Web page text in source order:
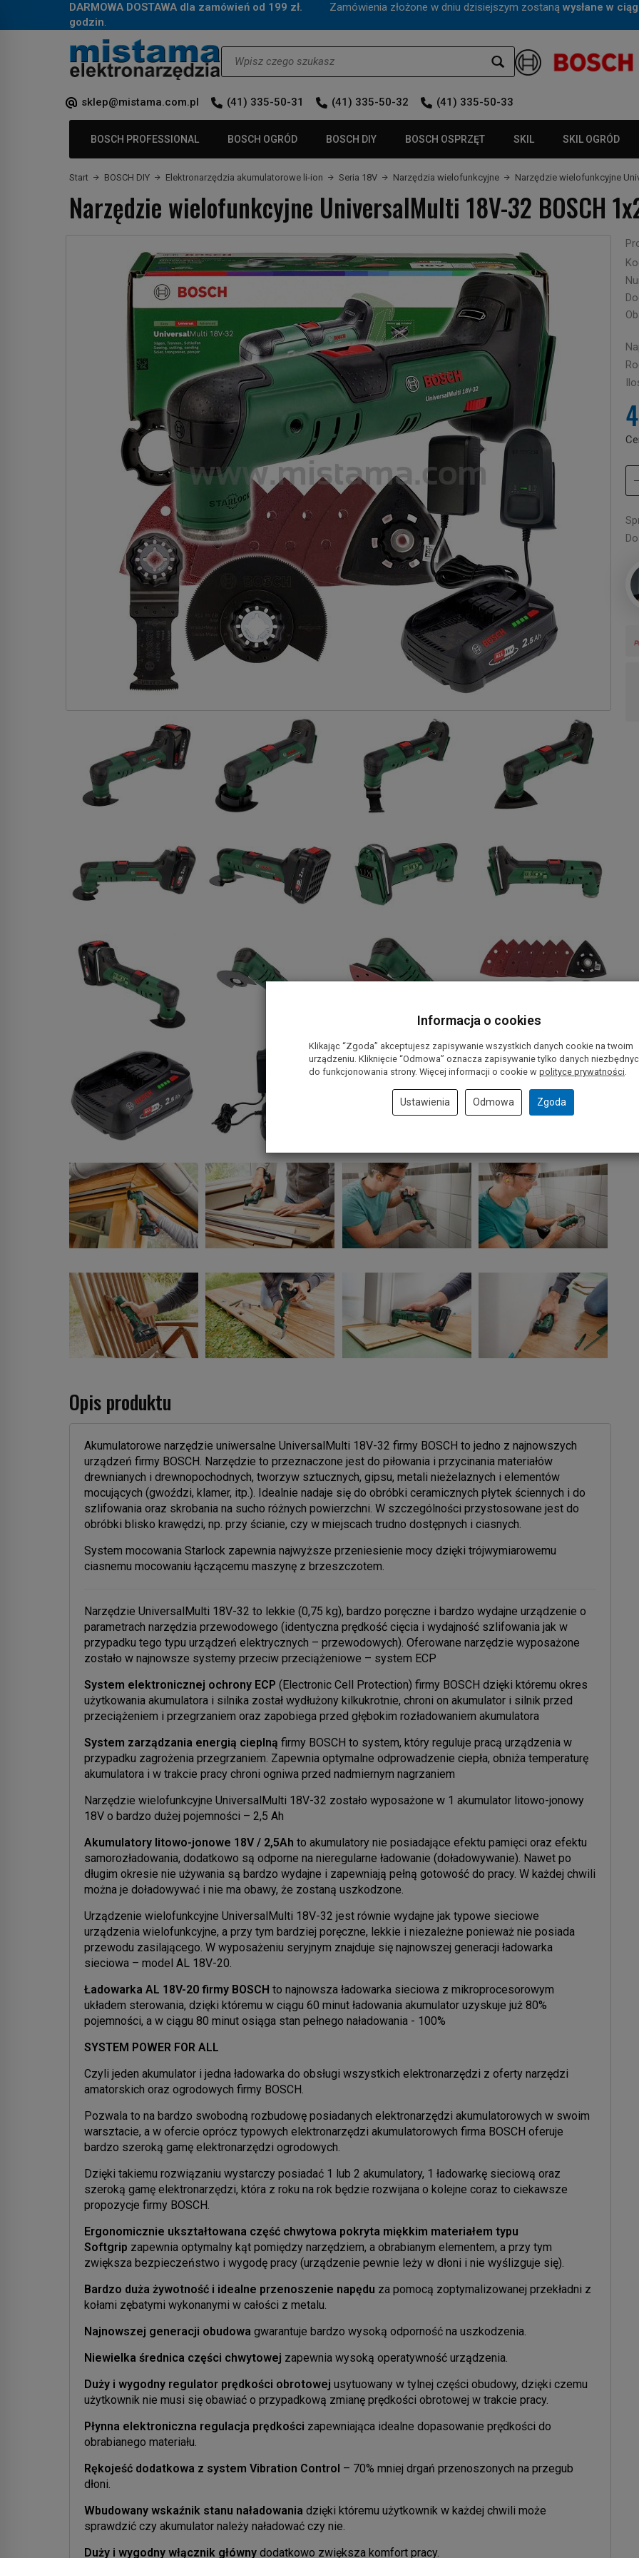
DARMOWA DOSTAWA dla zamówień od 199 zł. Zamówienia złożone w dniu dzisiejszym zostaną wysłane w
godzin.
sklep@mistama.com.pl (41) 335-50-31 (41) 335-50-32 (41) 335-50-33
BOSCH PROFESSIONAL BOSCH OGRÓD BOSCH DIY BOSCH OSPRZĘT SKIL SKIL OGRÓD
Start BOSCH DIY Elektronarzędzia akumulatorowe li-ion Seria 18V Narzędzia wielofunkcyjne Narzędzie wielofunkcyjne
Narzędzie wielofunkcyjne UniversalMulti 18V-32 BOSCH
Opis produktu
Akumulatorowe narzędzie uniwersalne UniversalMulti 18V-32 firmy BOSCH to jedno z najnowszych
urządzeń firmy BOSCH. Narzędzie to przeznaczone jest do piłowania i przycinania materiałów
drewnianych i drewnopochodnych, tworzyw sztucznych, gipsu, metali nieżelaznych i elementów
mocujących (gwoździ, klamer, itp.). Idealnie nadaje się do obróbki ceramicznych płytek ściennych i do
szlifowania oraz skrobania na sucho różnych powierzchni. W szczególności przystosowane jest do
obróbki blisko krawędzi, np. przy ścianie, czy w miejscach trudno dostępnych i ciasnych.
System mocowania Starlock zapewnia najwyższe przeniesienie mocy dzięki trójwymiarowemu
ciasnemu mocowaniu łączącemu maszynę z brzeszczotem.
Narzędzie UniversalMulti 18V-32 to lekkie (0,75 kg), bardzo poręczne i bardzo wydajne urządzenie o
parametrach narzędzia przewodowego (identyczna prędkość cięcia i wydajność szlifowania jak w
przypadku tego typu urządzeń elektrycznych – przewodowych). Oferowane narzędzie wyposażone
zostało w najnowsze systemy przeciw przeciążeniowe – system ECP
System elektronicznej ochrony ECP (Electronic Cell Protection) firmy BOSCH dzięki któremu okres
użytkowania akumulatora i silnika został wydłużony kilkukrotnie, chroni on akumulator i silnik przed
przeciążeniem i przegrzaniem oraz zapobiega przed głębokim rozładowaniem akumulatora
System zarządzania energią cieplną firmy BOSCH to system, który reguluje pracą urządzenia w
przypadku zagrożenia przegrzaniem. Zapewnia optymalne odprowadzenie ciepła, obniża temperaturę
akumulatora i w trakcie pracy chroni ogniwa przed nadmiernym nagrzaniem
Narzędzie wielofunkcyjne UniversalMulti 18V-32 zostało wyposażone w 1 akumulator litowo-jonowy
18V o bardzo dużej pojemności – 2,5 Ah
Akumulatory litowo-jonowe 18V / 2,5Ah to akumulatory nie posiadające efektu pamięci oraz efektu
samorozładowania, dodatkowo są odporne na nieregularne ładowanie (doładowywanie). Nawet po
długim okresie nie używania są bardzo wydajne i zapewniają pełną gotowość do pracy. W każdej chwili
można je doładowywać i nie ma obawy, że zostaną uszkodzone.
Urządzenie wielofunkcyjne UniversalMulti 18V-32 jest równie wydajne jak typowe sieciowe
urządzenia wielofunkcyjne, a przy tym bardziej poręczne, lekkie i niezależne ponieważ nie posiada
przewodu zasilającego. W wyposażeniu seryjnym znajduje się najnowszej generacji ładowarka
sieciowa – model AL 18V-20.
Ładowarka AL 18V-20 firmy BOSCH to najnowsza ładowarka sieciowa z mikroprocesorowym
układem sterowania, dzięki któremu w ciągu 60 minut ładowania akumulator uzyskuje już 80%
pojemności, a w ciągu 80 minut osiąga stan pełnego naładowania - 100%
SYSTEM POWER FOR ALL
Czyli jeden akumulator i jedna ładowarka do obsługi wszystkich elektronarzędzi z oferty narzędzi
amatorskich oraz ogrodowych firmy BOSCH.
Pozwala to na bardzo swobodną rozbudowę posiadanych elektronarzędzi akumulatorowych w swoim
warsztacie, a w ofercie oprócz typowych elektronarzędzi akumulatorowych firma BOSCH oferuje
bardzo szeroką gamę elektronarzędzi ogrodowych.
Dzięki takiemu rozwiązaniu wystarczy posiadać 1 lub 2 akumulatory, 1 ładowarkę sieciową oraz
szeroką gamę elektronarzędzi, która z roku na rok będzie rozwijana o kolejne coraz to ciekawsze
propozycje firmy BOSCH.
Ergonomicznie ukształtowana część chwytowa pokryta miękkim materiałem typu
Softgrip zapewnia optymalny kąt pomiędzy narzędziem, a obrabianym elementem, a przy tym
zwiększa bezpieczeństwo i wygodę pracy (urządzenie pewnie leży w dłoni i nie wyślizguje się).
Bardzo duża żywotność i idealne przenoszenie napędu za pomocą zoptymalizowanej przekładni z
kołami zębatymi wykonanymi w całości z metalu.
Najnowszej generacji obudowa gwarantuje bardzo wysoką odporność na uszkodzenia.
Niewielka średnica części chwytowej zapewnia wysoką operatywność urządzenia.
Duży i wygodny regulator prędkości obrotowej usytuowany w tylnej części obudowy, dzięki czemu
użytkownik nie musi się obawiać o przypadkową zmianę prędkości obrotowej w trakcie pracy.
Płynna elektroniczna regulacja prędkości zapewniająca idealne dopasowanie prędkości do
obrabianego materiału.
Rękojeść dodatkowa z system Vibration Control – 70% mniej drgań przenoszonych na przegub
dłoni.
Wbudowany wskaźnik stanu naładowania dzięki któremu użytkownik w każdej chwili może
sprawdzić czy akumulator należy naładować czy nie.
Duży i wygodny włącznik główny dodatkowo zwiększa komfort pracy.
Informacja o cookies
Klikając “Zgoda” akceptujesz zapisywanie wszystkich danych cookie na twoim
urządzeniu. Kliknięcie “Odmowa” oznacza zapisywanie tylko danych
do funkcjonowania strony. Więcej informacji o cookie w polityce prywatności.
Ustawienia Odmowa Zgoda